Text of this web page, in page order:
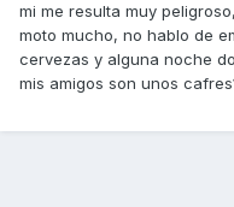
mi me resulta muy
moto mucho, no hablo de
cervezas y alguna noche
mis amigos son unos